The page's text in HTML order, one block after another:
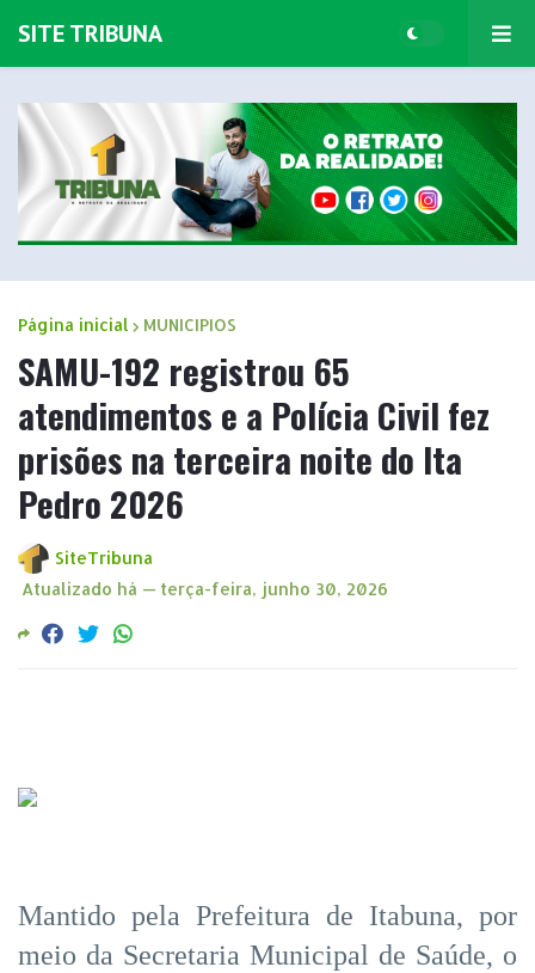
SITE TRIBUNA
Página inicial MUNICIPIOS
SAMU-192 registrou 65
atendimentos e a Polícia Civil fez
prisões na terceira noite do Ita
Pedro 2026
SiteTribuna
Atualizado há — terça-feira, junho 30, 2026
Mantido pela Prefeitura de Itabuna, por
meio da Secretaria Municipal de Saúde, o